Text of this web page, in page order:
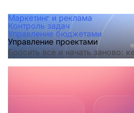
Маркетинг и реклама
Контроль задач
Управление бюджетами
Управление проектами
Бросить все и начать заново: